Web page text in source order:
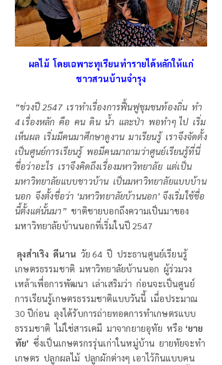
ผลไม้ โดยเฉพาะทุเรียนทำรายได้หลักให้แก่
ชาวสวนบ้านจำรุง
“ช่วงปี2547 เราทำเรื่องการฟื้นฟูชุมชนท้องถิ่น ทำ
4 เรื่องหลัก คือ คน ดิน น้ำ และป่า พอทำๆ ไป เริ่ม
เห็นผล เริ่มมีคนมาศึกษาดูงาน มาเรียนรู้ เราจึงจัดตั้ง
เป็นศูนย์การเรียนรู้ พอมีคนมาถามว่าศูนย์เรียนรู้ที่นี่
ชื่อว่าอะไร เราจึงคิดถึงเรื่องมหาวิทยาลัย แต่เป็น
มหาวิทยาลัยแบบชาวบ้าน เป็นมหาวิทยาลัยแบบบ้าน
นอก จึงตั้งชื่อว่า ‘มหาวิทยาลัยบ้านนอก’ จึงเริ่มใช้ชื่อ
นี้ตั้งแต่นั้นมา” ชาติชายบอกถึงความเป็นมาของ
มหาวิทยาลัยบ้านนอกที่เริ่มในปี 2547
ลุงสำเริง ดีนาน วัย 64 ปี ประธานศูนย์เรียนรู้
เกษตรธรรมชาติ มหาวิทยาลัยบ้านนอก ผู้ร่วมวง
เหล้าเพื่อการพัฒนา เล่าเสริมว่า ก่อนจะเป็นศูนย์
การเรียนรู้เกษตรธรรมชาติแบบวันนี้ เมื่อประมาณ
30 ปีก่อน ลุงได้รับการถ่ายทอดการทำเกษตรแบบ
ธรรมชาติ ไม่ใช่สารเคมี มาจากยายอุทัย หรือ ‘ยาย
ทัย’ ซึ่งเป็นเกษตรกรรุ่นเก่าในหมู่บ้าน ยายทัยจะทำ
เกษตร ปลูกผลไม้ ปลูกผักต่างๆ เอาไว้กินแบบคน